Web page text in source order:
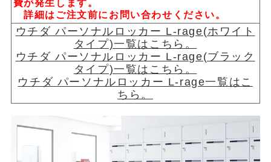
費が発生します。
詳細はご注文前にお問い合わせください。
ウチダ パーソナルロッカー L-rage(ホワイト
タイプ)一覧はこちら。
ウチダ パーソナルロッカー L-rage(ブラック
タイプ)一覧はこちら。
ウチダ パーソナルロッカー L-rage一覧はこ
ちら。